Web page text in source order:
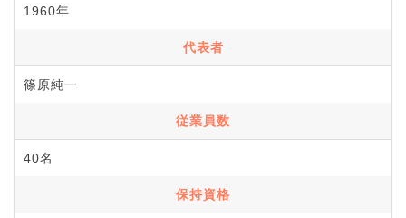
1960年
代表者
篠原純一
従業員数
40名
保持資格